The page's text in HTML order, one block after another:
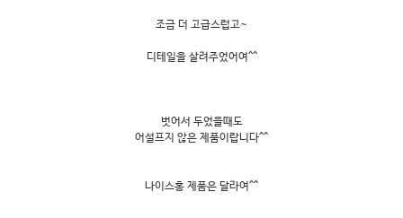
조금 더 고급스럽고~
디테일을 살려주었어여^^
벗어서 두었을때도
어설프지 않은 제품이랍니다^^
나이스홍 제품은 달라여^^